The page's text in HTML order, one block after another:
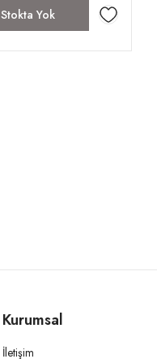
Stokta Yok
Kurumsal
İletişim